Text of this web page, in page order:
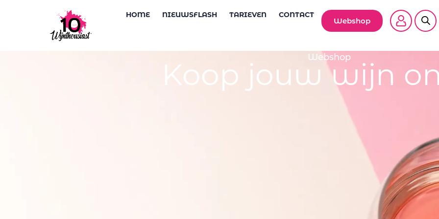
HOME NIEUWSFLASH TARIEVEN CONTACT
Webshop
Webshop
Koop jouw wijn